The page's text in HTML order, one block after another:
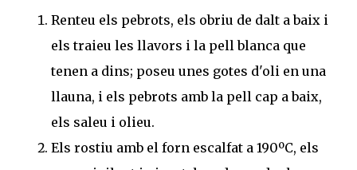
Renteu els pebrots, els obriu de dalt a baix i
els traieu les llavors i la pell blanca que
tenen a dins; poseu unes gotes d'oli en una
llauna, i els pebrots amb la pell cap a baix,
els saleu i olieu.
Els rostiu amb el forn escalfat a 190ºC, els